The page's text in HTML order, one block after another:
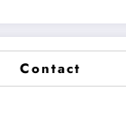
Contact